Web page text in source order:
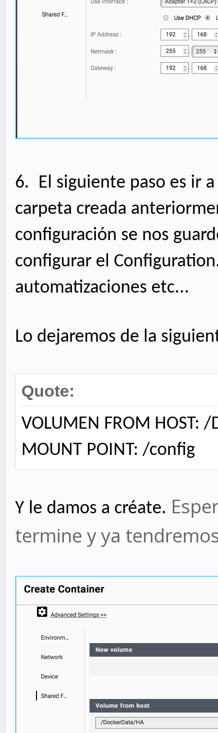
6.
El siguiente paso es ir
carpeta creada
configuración se nos
configurar el
automatizaciones etc...
Lo dejaremos de la
Quote:
VOLUMEN FROM HOST:
MOUNT POINT: /config
Y le damos a créate.
termine y ya